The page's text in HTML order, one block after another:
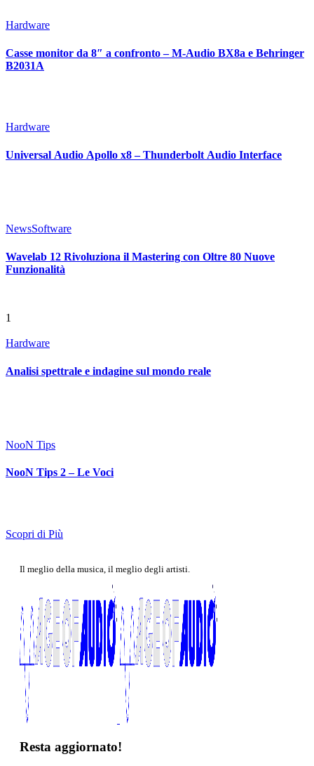
Hardware
Casse monitor da 8″ a confronto – M-Audio BX8a e Behringer
B2031A
Hardware
Universal Audio Apollo x8 – Thunderbolt Audio Interface
NewsSoftware
Wavelab 12 Rivoluziona il Mastering con Oltre 80 Nuove
Funzionalità
1
Hardware
Analisi spettrale e indagine sul mondo reale
NooN Tips
NooN Tips 2 – Le Voci
Scopri di Più
Il meglio della musica, il meglio degli artisti.
Resta aggiornato!